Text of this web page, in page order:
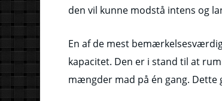
den vil kunne modstå intens og
En af de mest
kapacitet. Den er i stand til at
mængder mad på én gang.